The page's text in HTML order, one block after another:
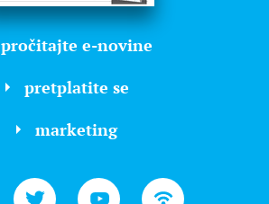
pročitajte e-novine
pretplatite se
marketing